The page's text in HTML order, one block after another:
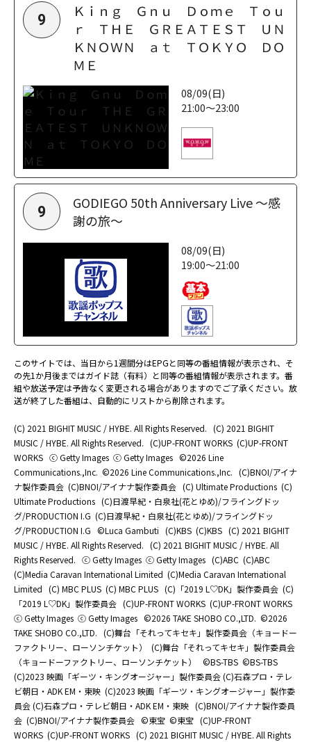
9
Ｋｉｎｇ Ｇｎｕ Ｄｏｍｅ Ｔｏｕ
ｒ ＴＨＥ ＧＲＥＡＴＥＳＴ ＵＮ
ＫＮＯＷＮ ａｔ ＴＯＫＹＯ ＤＯ
ＭＥ
08/09(日)
21:00～23:00
9
GODIEGO 50th Anniversary Live ～感
謝の旅～
08/09(日)
19:00～21:00
このサイトでは、当日から1週間分はEPGと同等の番組情報が表示され、そ
の先1か月後まではガイド誌（有料）と同等の番組情報が表示されます。番
組や放送予定は予告なく変更される場合がありますのでご了承ください。放
送が終了した番組は、自動的にリストから削除されます。
(C) 2021 BIGHIT MUSIC / HYBE. All Rights Reserved. (C) 2021 BIGHIT
MUSIC / HYBE. All Rights Reserved. (C)UP-FRONT WORKS (C)UP-FRONT
WORKS ⓒ Getty Images ⓒ Getty Images ©2026 Line
Communications.,Inc. ©2026 Line Communications.,Inc. (C)BNOI/アイナ
ナ製作委員会 (C)BNOI/アイナナ製作委員会 (C) Ultimate Productions (C)
Ultimate Productions (C)日渡早紀・白泉社(花とゆめ)/フライングドッ
グ/PRODUCTION I.G (C)日渡早紀・白泉社(花とゆめ)/フライングドッ
グ/PRODUCTION I.G ©Luca Gambuti (C)KBS (C)KBS (C) 2021 BIGHIT
MUSIC / HYBE. All Rights Reserved. (C) 2021 BIGHIT MUSIC / HYBE. All
Rights Reserved. ⓒ Getty Images ⓒ Getty Images (C)ABC (C)ABC
(C)Media Caravan International Limited (C)Media Caravan International
Limited (C) MBC PLUS (C) MBC PLUS (C)「2019 L♡DK」製作委員会 (C)
「2019 L♡DK」製作委員会 (C)UP-FRONT WORKS (C)UP-FRONT WORKS
ⓒ Getty Images ⓒ Getty Images ©2026 TAKE SHOBO CO.,LTD. ©2026
TAKE SHOBO CO.,LTD. (C)舞台「それってキセキ」製作委員会（キョードー
ファクトリー、ローソンチケット）
(C)舞台「それってキセキ」製作委員会
（キョードーファクトリー、ローソンチケット）
©BS-TBS ©BS-TBS
(C)2023 映画「ギーツ・キングオージャー」製作委員会 (C)石森プロ・テレ
ビ朝日・ADK EM・東映 (C)2023 映画「ギーツ・キングオージャー」製作委
員会 (C)石森プロ・テレビ朝日・ADK EM・東映 (C)BNOI/アイナナ製作委員
会 (C)BNOI/アイナナ製作委員会 ©東宝 ©東宝 (C)UP-FRONT
WORKS (C)UP-FRONT WORKS (C) 2021 BIGHIT MUSIC / HYBE. All Rights